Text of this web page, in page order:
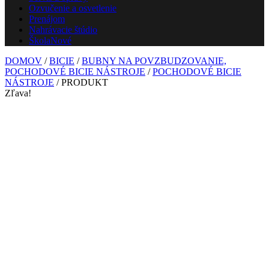
Ozvučenie a osvetlenie
Prenájom
Nahrávacie štúdio
ŠkolaNové
DOMOV /BICIE /BUBNY NA POVZBUDZOVANIE,
POCHODOVÉ BICIE NÁSTROJE /POCHODOVÉ BICIE
NÁSTROJE / PRODUKT
Zľava!